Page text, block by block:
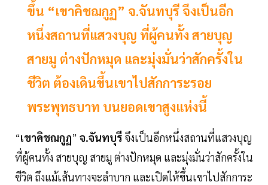
ขึ้น “เขาคิชฌกูฏ” จ.จันทบุรี จึงเป็นอีก
หนึ่งสถานที่แสวงบุญ ที่ผู้คนทั้ง สายบุญ
สายมู ต่างปักหมุด และมุ่งมั่นว่าสักครั้งใน
ชีวิต ต้องเดินขึ้นเขาไปสักการะรอย
พระพุทธบาท บนยอดเขาสูงแห่งนี้
“เขาคิชฌกูฏ” จ.จันทบุรี จึงเป็นอีกหนึ่งสถานที่แสวงบุญ
ที่ผู้คนทั้ง สายบุญ สายมู ต่างปักหมุด และมุ่งมั่นว่าสักครั้งใน
ชีวิต ถึงแม้เส้นทางจะลำบาก และเปิดให้ขึ้นเขาไปสักการะ